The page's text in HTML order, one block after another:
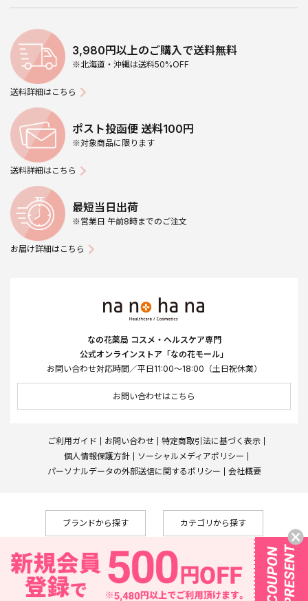
3,980円以上のご購入で送料無料
※北海道・沖縄は送料50%OFF
送料詳細はこちら
ポスト投函便 送料100円
※対象商品に限ります
送料詳細はこちら
最短当日出荷
※営業日 午前8時までのご注文
お届け詳細はこちら
なの花薬局 コスメ・ヘルスケア専門
公式オンラインストア「なの花モール」
お問い合わせ対応時間／平日11:00～18:00（土日祝休業）
お問い合わせはこちら
ご利用ガイド お問い合わせ
特定商取引法に基づく表示
個人情報保護方針
ソーシャルメディアポリシー
パーソナルデータの外部送信に関するポリシー
会社概要
ブランドから探す カテゴリから探す
Copyright © Nanohana West Japan Co., Ltd., All Rights Reserved
なの花薬局 株式会社メディカルシステムネットワーク